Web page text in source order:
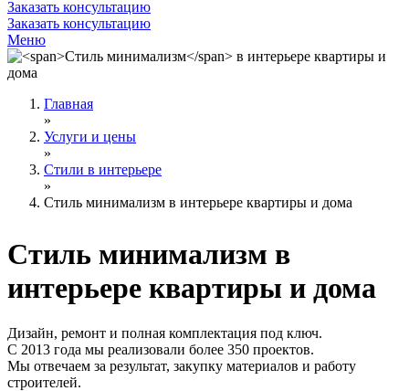
Заказать консультацию
Заказать консультацию
Меню
Главная
»
Услуги и цены
»
Стили в интерьере
»
Стиль минимализм в интерьере квартиры и дома
Стиль минимализм в
интерьере квартиры и дома
Дизайн, ремонт и полная комплектация под ключ.
С 2013 года мы реализовали более 350 проектов.
Мы отвечаем за результат, закупку материалов и работу
строителей.